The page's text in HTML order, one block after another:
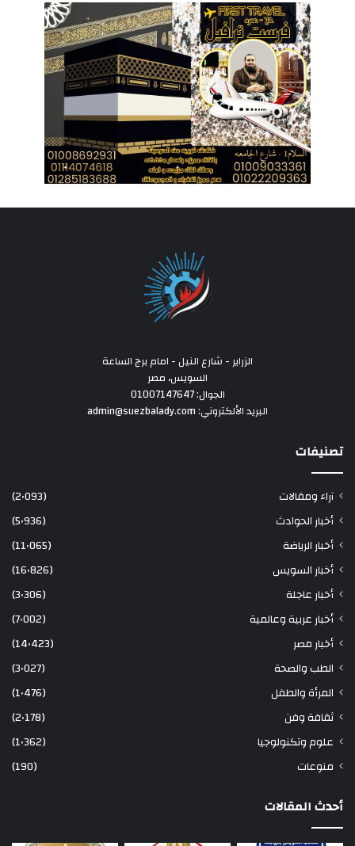
الزراير - شارع النيل - امام برج الساعة
السويس، مصر
الجوال: 01007147647
البريد الألكتروني: admin@suezbalady.com
تصنيفات
آراء ومقالات
(2٬093)
أخبار الحوادث
(5٬936)
أخبار الرياضة
(11٬065)
أخبار السويس
(16٬826)
أخبار عاجلة
(3٬306)
أخبار عربية وعالمية
(7٬002)
أخبار مصر
(14٬423)
الطب والصحة
(3٬027)
المرأة والطفل
(1٬476)
ثقافة وفن
(2٬178)
علوم وتكنولوجيا
(1٬362)
منوعات
(190)
أحدث المقالات